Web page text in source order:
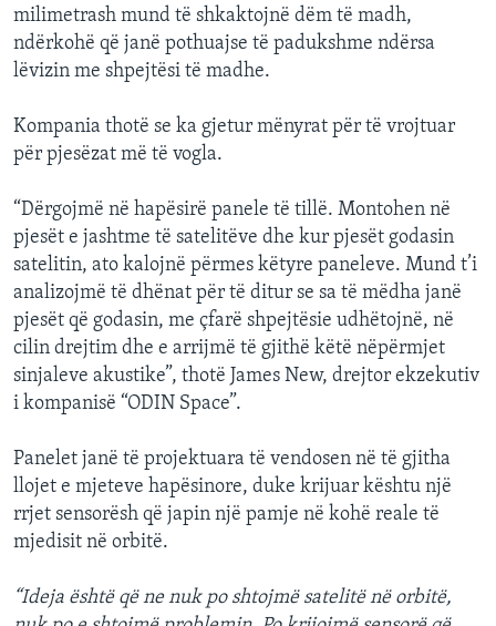
milimetrash mund të shkaktojnë dëm të madh,
ndërkohë që janë pothuajse të padukshme ndërsa
lëvizin me shpejtësi të madhe.
Kompania thotë se ka gjetur mënyrat për të vrojtuar
për pjesëzat më të vogla.
“Dërgojmë në hapësirë panele të tillë. Montohen në
pjesët e jashtme të satelitëve dhe kur pjesët godasin
satelitin, ato kalojnë përmes këtyre paneleve. Mund t’i
analizojmë të dhënat për të ditur se sa të mëdha janë
pjesët që godasin, me çfarë shpejtësie udhëtojnë, në
cilin drejtim dhe e arrijmë të gjithë këtë nëpërmjet
sinjaleve akustike”, thotë James New, drejtor ekzekutiv
i kompanisë “ODIN Space”.
Panelet janë të projektuara të vendosen në të gjitha
llojet e mjeteve hapësinore, duke krijuar kështu një
rrjet sensorësh që japin një pamje në kohë reale të
mjedisit në orbitë.
“Ideja është që ne nuk po shtojmë satelitë në orbitë,